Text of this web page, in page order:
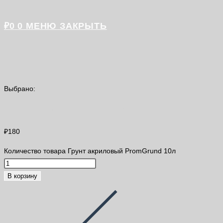
₽0 0 МЕНЮ ЗАКРЫТЬ
Выбрано:
₽180
Количество товара Грунт акриловый PromGrund 10л
В корзину